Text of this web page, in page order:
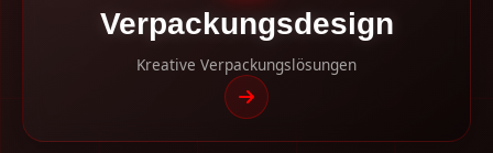
Verpackungsdesign
Kreative Verpackungslösungen